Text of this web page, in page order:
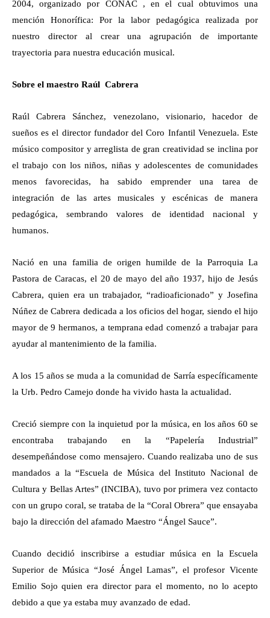
2004, organizado por CONAC , en el cual obtuvimos una
mención Honorífica: Por la labor pedagógica realizada por
nuestro director al crear una agrupación de importante
trayectoria para nuestra educación musical.
Sobre el maestro Raúl Cabrera
Raúl Cabrera Sánchez, venezolano, visionario, hacedor de
sueños es el director fundador del Coro Infantil Venezuela. Este
músico compositor y arreglista de gran creatividad se inclina por
el trabajo con los niños, niñas y adolescentes de comunidades
menos favorecidas, ha sabido emprender una tarea de
integración de las artes musicales y escénicas de manera
pedagógica, sembrando valores de identidad nacional y
humanos.
Nació en una familia de origen humilde de la Parroquia La
Pastora de Caracas, el 20 de mayo del año 1937, hijo de Jesús
Cabrera, quien era un trabajador, “radioaficionado” y Josefina
Núñez de Cabrera dedicada a los oficios del hogar, siendo el hijo
mayor de 9 hermanos, a temprana edad comenzó a trabajar para
ayudar al mantenimiento de la familia.
A los 15 años se muda a la comunidad de Sarría específicamente
la Urb. Pedro Camejo donde ha vivido hasta la actualidad.
Creció siempre con la inquietud por la música, en los años 60 se
encontraba trabajando en la “Papelería Industrial”
desempeñándose como mensajero. Cuando realizaba uno de sus
mandados a la “Escuela de Música del Instituto Nacional de
Cultura y Bellas Artes” (INCIBA), tuvo por primera vez contacto
con un grupo coral, se trataba de la “Coral Obrera” que ensayaba
bajo la dirección del afamado Maestro “Ángel Sauce”.
Cuando decidió inscribirse a estudiar música en la Escuela
Superior de Música “José Ángel Lamas”, el profesor Vicente
Emilio Sojo quien era director para el momento, no lo acepto
debido a que ya estaba muy avanzado de edad.